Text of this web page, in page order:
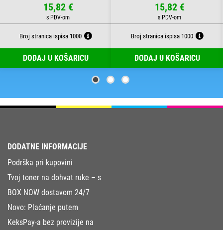
15,82 €
Broj stranica ispisa 1000
DODAJ U KOŠARICU
15,82 €
Broj stranica ispisa 1000
DODAJ U KOŠARICU
DODATNE INFORMACIJE
Podrška pri kupovini
Tvoj toner na dohvat ruke – s
BOX NOW dostavom 24/7
Novo: Plaćanje putem
KeksPay-a bez provizije na